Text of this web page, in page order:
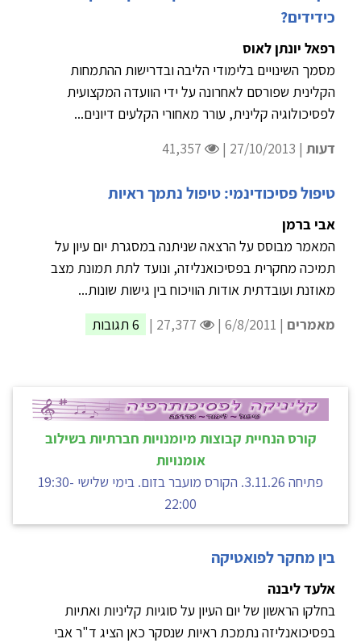
כידידים?
רפאל יונתן לאוס
מסמך השינויים בלימודי הליבה ובדרישות ההתמחות
הקלינית שפורסם לאחרונה על ידי הוועדה המקצועית
לפסיכולוגיה קלינית, עורר מאחורי הקלעים דיונים...
דעות | 27/10/2013 |
טיפול פסיכודינמי: טיפול נתמך ראיות
אבי ברמן
המאמר מבוסס על הרצאה שניתנה במסגרת יום עיון על
תמיכה מחקרית בפסיכואנליזה, ונועד לתת תמונת מצב
מאוזנת ועובדתית אודות הוויכוח בין גישות שונות...
מאמרים | 6/8/2011 | 6 תגובות
קורס הנחיית קבוצות מיומנויות חברתיות בשילוב
אומנויות
פתיחה 3.11.26. הקורס מועבר בזום. בימי שלישי 19:30-
22:00
בין מחקר לפואטיקה
אלעד ליבנה
בחלקו הראשון של יום העיון על סוגיות קליניות ואתיות
בפסיכואנליזה נתמכת ראיות שנסקר כאן הציג ד"ר אבי